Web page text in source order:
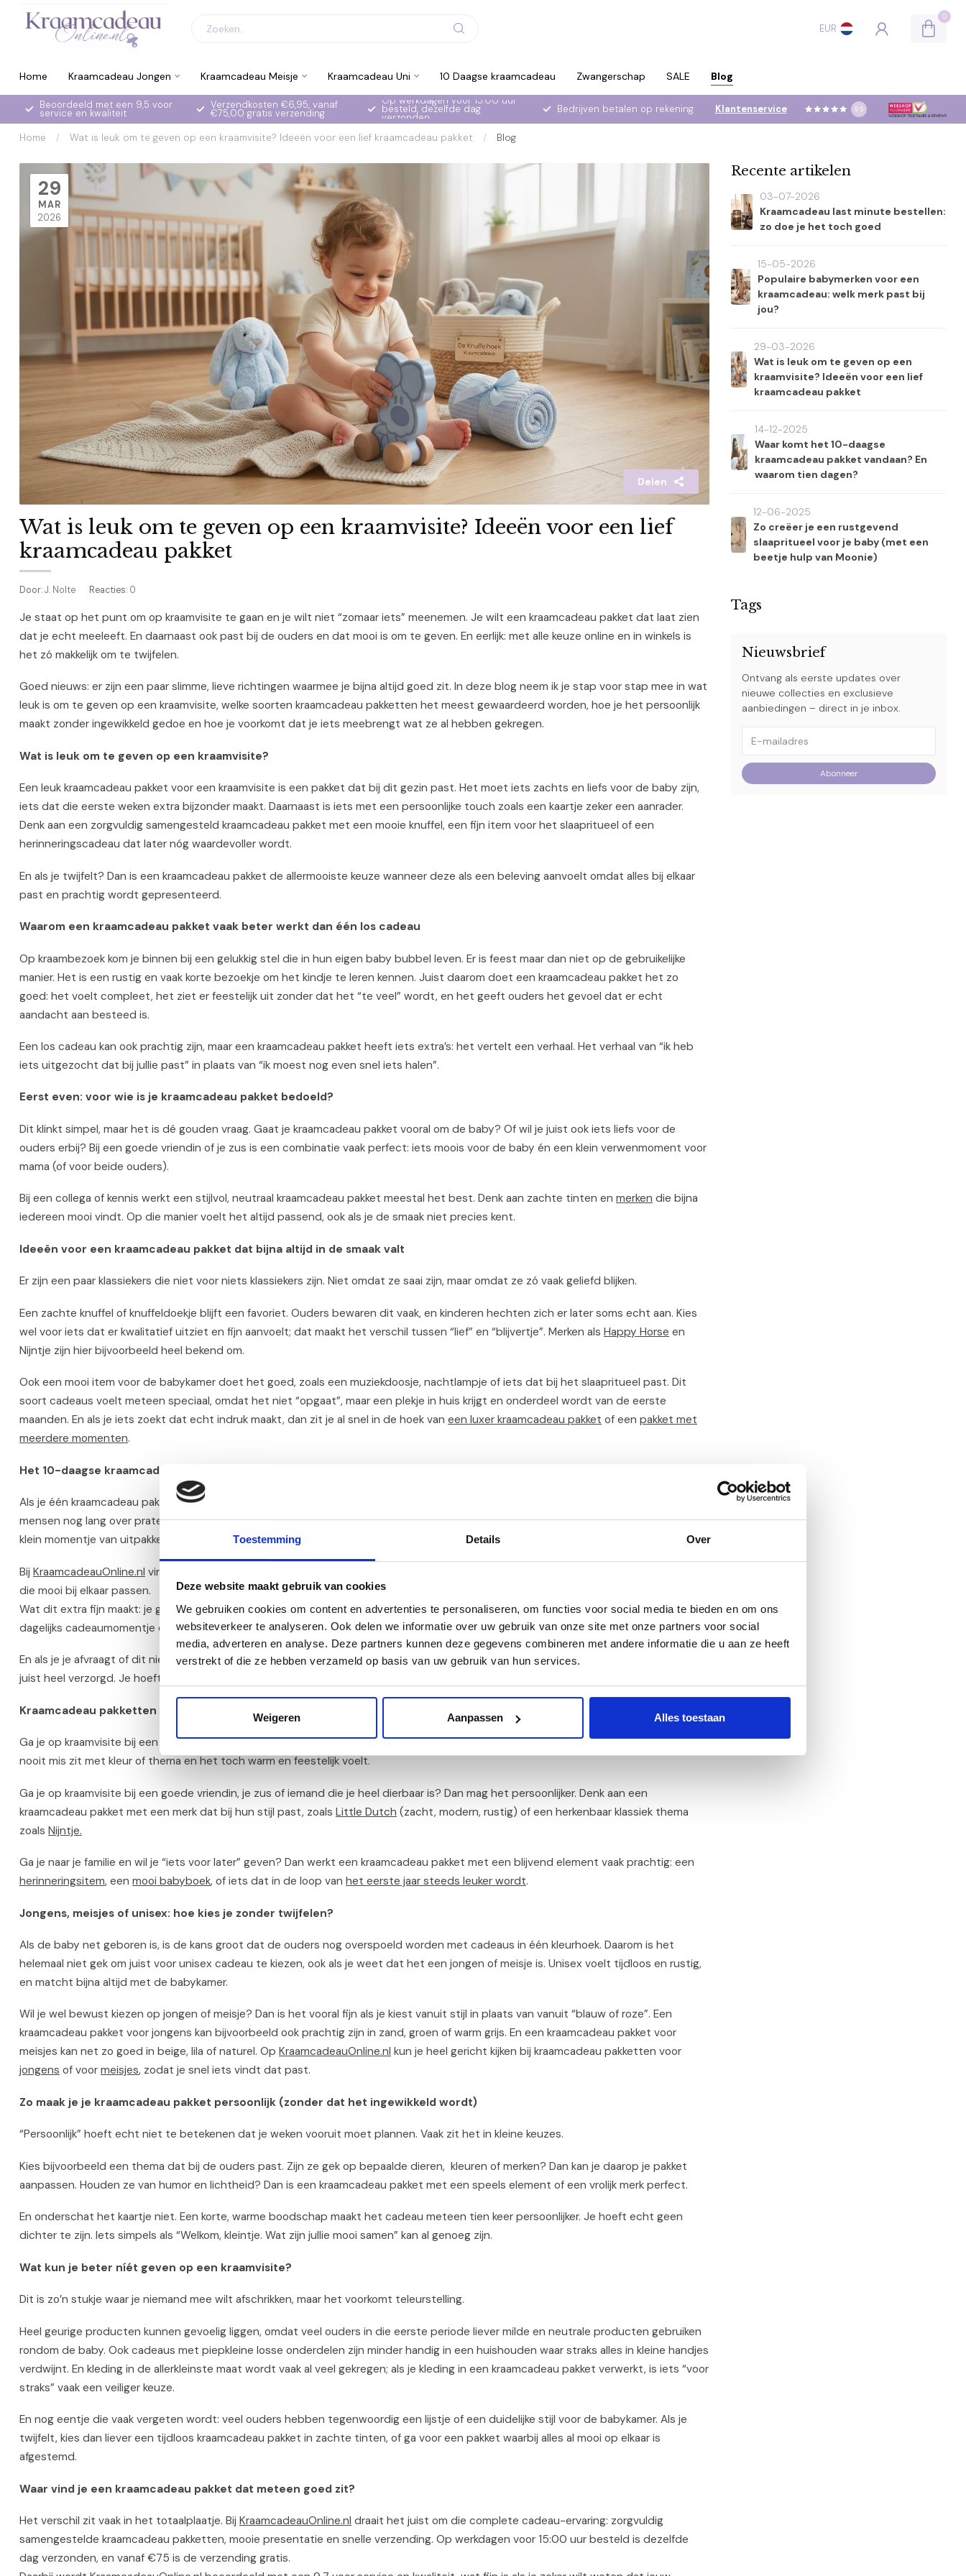
Toestemming Details Over
Deze website maakt gebruik van cookies
We gebruiken cookies om content en advertenties te personaliseren, om functies voor social media te bieden en om ons
websiteverkeer te analyseren. Ook delen we informatie over uw gebruik van onze site met onze partners voor social
media, adverteren en analyse. Deze partners kunnen deze gegevens combineren met andere informatie die u aan ze heeft
verstrekt of die ze hebben verzameld op basis van uw gebruik van hun services.
Weigeren Aanpassen Alles toestaan
EUR
0
Home Kraamcadeau Jongen Kraamcadeau Meisje Kraamcadeau Uni 10 Daagse kraamcadeau Zwangerschap SALE Blog
Beoordeeld met een 9,5 voor
service en kwaliteit
Verzendkosten €6,95, vanaf
€75,00 gratis verzending
Op werkdagen voor 15:00 uur
besteld, dezelfde dag
verzonden
Bedrijven betalen op rekening Klantenservice 9.5
Home / Wat is leuk om te geven op een kraamvisite? Ideeën voor een lief kraamcadeau pakket / Blog
29
MAR
2026
Delen
Wat is leuk om te geven op een kraamvisite? Ideeën voor een lief
kraamcadeau pakket
Door: J. Nolte Reacties: 0
Je staat op het punt om op kraamvisite te gaan en je wilt niet “zomaar iets” meenemen. Je wilt een kraamcadeau pakket dat laat zien
dat je echt meeleeft. En daarnaast ook past bij de ouders en dat mooi is om te geven. En eerlijk: met alle keuze online en in winkels is
het zó makkelijk om te twijfelen.
Goed nieuws: er zijn een paar slimme, lieve richtingen waarmee je bijna altijd goed zit. In deze blog neem ik je stap voor stap mee in wat
leuk is om te geven op een kraamvisite, welke soorten kraamcadeau pakketten het meest gewaardeerd worden, hoe je het persoonlijk
maakt zonder ingewikkeld gedoe en hoe je voorkomt dat je iets meebrengt wat ze al hebben gekregen.
Wat is leuk om te geven op een kraamvisite?
Een leuk kraamcadeau pakket voor een kraamvisite is een pakket dat bij dit gezin past. Het moet iets zachts en liefs voor de baby zijn,
iets dat die eerste weken extra bijzonder maakt. Daarnaast is iets met een persoonlijke touch zoals een kaartje zeker een aanrader.
Denk aan een zorgvuldig samengesteld kraamcadeau pakket met een mooie knuffel, een fijn item voor het slaapritueel of een
herinneringscadeau dat later nóg waardevoller wordt.
En als je twijfelt? Dan is een kraamcadeau pakket de allermooiste keuze wanneer deze als een beleving aanvoelt omdat alles bij elkaar
past en prachtig wordt gepresenteerd.
Waarom een kraamcadeau pakket vaak beter werkt dan één los cadeau
Op kraambezoek kom je binnen bij een gelukkig stel die in hun eigen baby bubbel leven. Er is feest maar dan niet op de gebruikelijke
manier. Het is een rustig en vaak korte bezoekje om het kindje te leren kennen. Juist daarom doet een kraamcadeau pakket het zo
goed: het voelt compleet, het ziet er feestelijk uit zonder dat het “te veel” wordt, en het geeft ouders het gevoel dat er echt
aandacht aan besteed is.
Een los cadeau kan ook prachtig zijn, maar een kraamcadeau pakket heeft iets extra’s: het vertelt een verhaal. Het verhaal van “ik heb
iets uitgezocht dat bij jullie past” in plaats van “ik moest nog even snel iets halen”.
Eerst even: voor wie is je kraamcadeau pakket bedoeld?
Dit klinkt simpel, maar het is dé gouden vraag. Gaat je kraamcadeau pakket vooral om de baby? Of wil je juist ook iets liefs voor de
ouders erbij? Bij een goede vriendin of je zus is een combinatie vaak perfect: iets moois voor de baby én een klein verwenmoment voor
mama (of voor beide ouders).
Bij een collega of kennis werkt een stijlvol, neutraal kraamcadeau pakket meestal het best. Denk aan zachte tinten en merken die bijna
iedereen mooi vindt. Op die manier voelt het altijd passend, ook als je de smaak niet precies kent.
Ideeën voor een kraamcadeau pakket dat bijna altijd in de smaak valt
Er zijn een paar klassiekers die niet voor niets klassiekers zijn. Niet omdat ze saai zijn, maar omdat ze zó vaak geliefd blijken.
Een zachte knuffel of knuffeldoekje blijft een favoriet. Ouders bewaren dit vaak, en kinderen hechten zich er later soms echt aan. Kies
wel voor iets dat er kwalitatief uitziet en fijn aanvoelt; dat maakt het verschil tussen “lief” en “blijvertje”. Merken als Happy Horse en
Nijntje zijn hier bijvoorbeeld heel bekend om.
Ook een mooi item voor de babykamer doet het goed, zoals een muziekdoosje, nachtlampje of iets dat bij het slaapritueel past. Dit
soort cadeaus voelt meteen speciaal, omdat het niet “opgaat”, maar een plekje in huis krijgt en onderdeel wordt van de eerste
maanden. En als je iets zoekt dat echt indruk maakt, dan zit je al snel in de hoek van een luxer kraamcadeau pakket of een pakket met
meerdere momenten.
Het 10-daagse kraamcadeau pakket: elke dag een klein geluksmoment
Als je één kraamcadeau pakket wilt geven dat écht voelt als een beleving, dan is een
mensen nog lang over praten. Het idee is simpel en juist daardoor zo lief: niet alles in één keer, maar meerdere dagen achter elkaar een
klein momentje van uitpakken.
Bij KraamcadeauOnline.nl vind je een hele categorie met 10-daagse kraamcadeau pakketten, met verschillende thema’s en producten
die mooi bij elkaar passen.
Wat dit extra fijn maakt: je geeft niet alleen “spullen”, je geeft ook beleving. In die eerste dagen is alles nieuw en intens. Dan kan zo’n
dagelijks cadeaumomentje oprecht voelen als: even ademhalen, even samen glimlachen.
En als je je afvraagt of dit niet “te groot” is om te geven: juist omdat het pakket al compleet is, voelt het vaak niet overdreven, maar
juist heel verzorgd. Je hoeft zelf niet te puzzelen met losse aankopen en cadeaupapier; het komt aan als één prachtig geheel.
Kraamcadeau pakketten per situatie: wat past bij jouw kraamvisite?
Ga je op kraamvisite bij een collega? Dan wil je meestal stijlvol, veilig en neutraal. Eenunisex kraamcadeau pakket is dan ideaal, omdat je
nooit mis zit met kleur of thema en het toch warm en feestelijk voelt.
Ga je op kraamvisite bij een goede vriendin, je zus of iemand die je heel dierbaar is? Dan mag het persoonlijker. Denk aan een
kraamcadeau pakket met een merk dat bij hun stijl past, zoals Little Dutch (zacht, modern, rustig) of een herkenbaar klassiek thema
zoals Nijntje.
Ga je naar je familie en wil je “iets voor later” geven? Dan werkt een kraamcadeau pakket met een blijvend element vaak prachtig: een
herinneringsitem, een mooi babyboek, of iets dat in de loop van het eerste jaar steeds leuker wordt.
Jongens, meisjes of unisex: hoe kies je zonder twijfelen?
Als de baby net geboren is, is de kans groot dat de ouders nog overspoeld worden met cadeaus in één kleurhoek. Daarom is het
helemaal niet gek om juist voor unisex cadeau te kiezen, ook als je weet dat het een jongen of meisje is. Unisex voelt tijdloos en rustig,
en matcht bijna altijd met de babykamer.
Wil je wel bewust kiezen op jongen of meisje? Dan is het vooral fijn als je kiest vanuit stijl in plaats van vanuit “blauw of roze”. Een
kraamcadeau pakket voor jongens kan bijvoorbeeld ook prachtig zijn in zand, groen of warm grijs. En een kraamcadeau pakket voor
meisjes kan net zo goed in beige, lila of naturel. Op KraamcadeauOnline.nl kun je heel gericht kijken bij kraamcadeau pakketten voor
jongens of voor meisjes, zodat je snel iets vindt dat past.
Zo maak je je kraamcadeau pakket persoonlijk (zonder dat het ingewikkeld wordt)
“Persoonlijk” hoeft echt niet te betekenen dat je weken vooruit moet plannen. Vaak zit het in kleine keuzes.
Kies bijvoorbeeld een thema dat bij de ouders past. Zijn ze gek op bepaalde dieren, kleuren of merken? Dan kan je daarop je pakket
aanpassen. Houden ze van humor en lichtheid? Dan is een kraamcadeau pakket met een speels element of een vrolijk merk perfect.
En onderschat het kaartje niet. Een korte, warme boodschap maakt het cadeau meteen tien keer persoonlijker. Je hoeft echt geen
dichter te zijn. Iets simpels als “Welkom, kleintje. Wat zijn jullie mooi samen” kan al genoeg zijn.
Wat kun je beter níét geven op een kraamvisite?
Dit is zo’n stukje waar je niemand mee wilt afschrikken, maar het voorkomt teleurstelling.
Heel geurige producten kunnen gevoelig liggen, omdat veel ouders in die eerste periode liever milde en neutrale producten gebruiken
rondom de baby. Ook cadeaus met piepkleine losse onderdelen zijn minder handig in een huishouden waar straks alles in kleine handjes
verdwijnt. En kleding in de allerkleinste maat wordt vaak al veel gekregen; als je kleding in een kraamcadeau pakket verwerkt, is iets “voor
straks” vaak een veiliger keuze.
En nog eentje die vaak vergeten wordt: veel ouders hebben tegenwoordig een lijstje of een duidelijke stijl voor de babykamer. Als je
twijfelt, kies dan liever een tijdloos kraamcadeau pakket in zachte tinten, of ga voor een pakket waarbij alles al mooi op elkaar is
afgestemd.
Waar vind je een kraamcadeau pakket dat meteen goed zit?
Het verschil zit vaak in het totaalplaatje. Bij KraamcadeauOnline.nl draait het juist om die complete cadeau-ervaring: zorgvuldig
samengestelde kraamcadeau pakketten, mooie presentatie en snelle verzending. Op werkdagen voor 15:00 uur besteld is dezelfde
dag verzonden, en vanaf €75 is de verzending gratis.
Recente artikelen
03-07-2026
Kraamcadeau last minute bestellen:
zo doe je het toch goed
15-05-2026
Populaire babymerken voor een
kraamcadeau: welk merk past bij
jou?
29-03-2026
Wat is leuk om te geven op een
kraamvisite? Ideeën voor een lief
kraamcadeau pakket
14-12-2025
Waar komt het 10-daagse
kraamcadeau pakket vandaan? En
waarom tien dagen?
12-06-2025
Zo creëer je een rustgevend
slaapritueel voor je baby (met een
beetje hulp van Moonie)
Tags
Nieuwsbrief
Ontvang als eerste updates over
nieuwe collecties en exclusieve
aanbiedingen – direct in je inbox.
Abonneer